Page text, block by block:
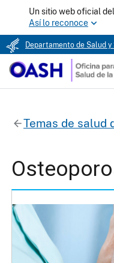
Un sitio web oficial
Así lo reconoce
Departamento de Salud y
Temas de salud